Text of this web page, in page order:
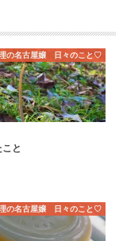
の名古屋嬢 日々のこと♡
と
の名古屋嬢 日々のこと♡